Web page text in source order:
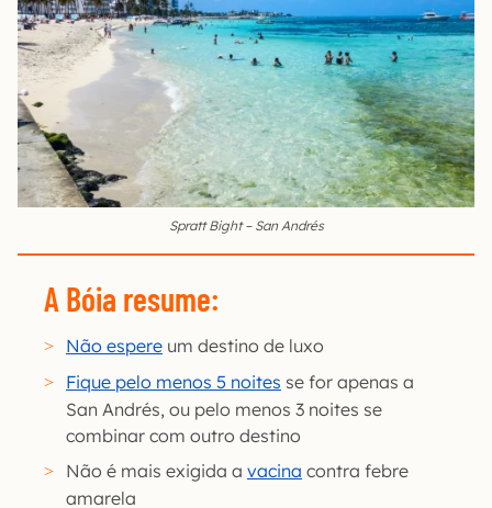
Spratt Bight – San Andrés
A Bóia resume:
Não espere um destino de luxo
Fique pelo menos 5 noites se for apenas a
San Andrés, ou pelo menos 3 noites se
combinar com outro destino
Não é mais exigida a vacina contra febre
amarela